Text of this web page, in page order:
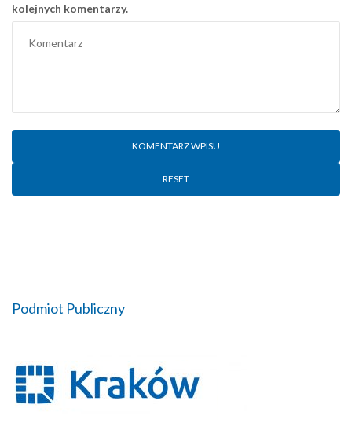
kolejnych komentarzy.
RESET
Podmiot Publiczny